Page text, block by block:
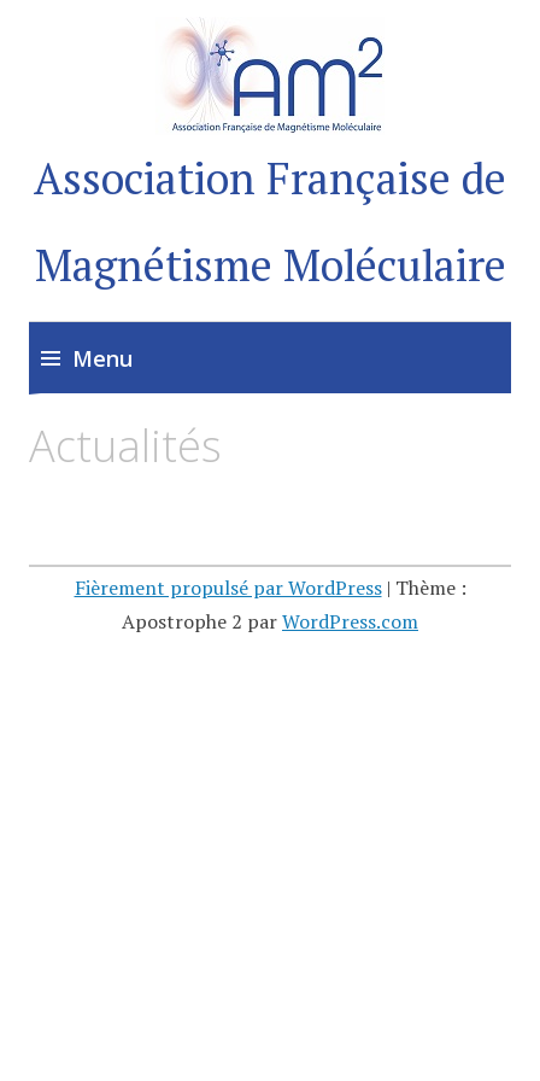
Association Française de
Magnétisme Moléculaire
Menu
Actualités
Fièrement propulsé par WordPress | Thème :
Apostrophe 2 parWordPress.com